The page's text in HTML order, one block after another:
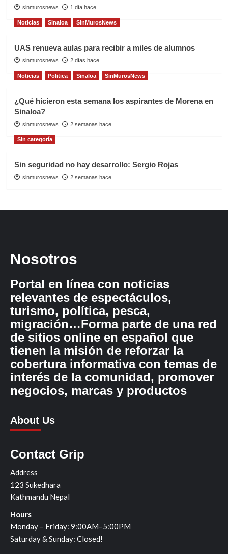
sinmurosnews 1 día hace
Noticias Sinaloa SinMurosNews
UAS renueva aulas para recibir a miles de alumnos
sinmurosnews 2 días hace
Noticias Politica Sinaloa SinMurosNews
¿Qué hicieron esta semana los aspirantes de Morena en
Sinaloa?
sinmurosnews 2 semanas hace
Sin categoría
Sin seguridad no hay desarrollo: Sergio Rojas
sinmurosnews 2 semanas hace
Nosotros
Portal en línea con noticias
relevantes de espectáculos,
turismo, política, pesca,
migración…Forma parte de una red
de sitios online en español que
tienen la misión de reforzar la
cobertura informativa con temas de
interés de la comunidad, promover
negocios, marcas y productos
About Us
Contact Grip
Address
123 Sukedhara
Kathmandu Nepal
Hours
Monday – Friday: 9:00AM–5:00PM
Saturday & Sunday: Closed!